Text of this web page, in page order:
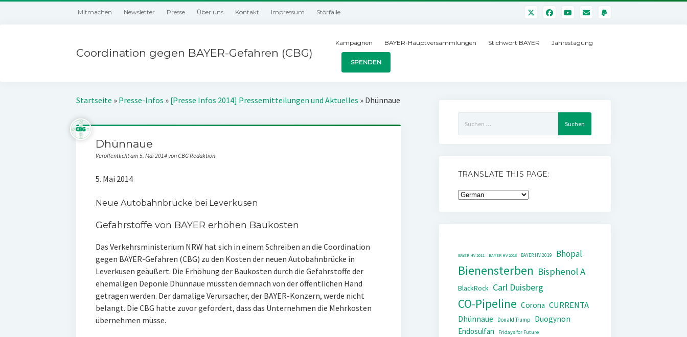
Mitmachen Newsletter Presse Über uns Kontakt Impressum Störfälle
Coordination gegen BAYER-Gefahren (CBG)
Kampagnen BAYER-Hauptversammlungen Stichwort BAYER Jahrestagung
SPENDEN
Startseite » Presse-Infos » [Presse Infos 2014] Pressemitteilungen und Aktuelles » Dhünnaue
Dhünnaue
Veröffentlicht am 5. Mai 2014 von CBG Redaktion
5. Mai 2014
Neue Autobahnbrücke bei Leverkusen
Gefahrstoffe von BAYER erhöhen Baukosten
Das Verkehrsministerium NRW hat sich in einem Schreiben an die Coordination
gegen BAYER-Gefahren (CBG) zu den Kosten der neuen Autobahnbrücke in
Leverkusen geäußert. Die Erhöhung der Baukosten durch die Gefahrstoffe der
ehemaligen Deponie Dhünnaue müssten demnach von der öffentlichen Hand
getragen werden. Der damalige Verursacher, der BAYER-Konzern, werde nicht
belangt. Die CBG hatte zuvor gefordert, dass das Unternehmen die Mehrkosten
übernehmen müsse.
nach:
TRANSLATE THIS PAGE:
BAYER HV 2011 BAYER HV 2018 BAYER HV 2019 Bhopal
Bienensterben Bisphenol A
BlackRock Carl Duisberg
CO-Pipeline Corona CURRENTA
Dhünnaue Donald Trump
Duogynon
Endosulfan
Fridays for Future